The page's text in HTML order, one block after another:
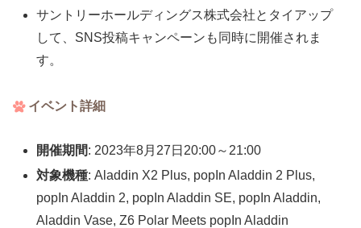
サントリーホールディングス株式会社とタイアップ
して、SNS投稿キャンペーンも同時に開催されま
す。
イベント詳細
開催期間: 2023年8月27日20:00～21:00
対象機種: Aladdin X2 Plus, popIn Aladdin 2 Plus,
popIn Aladdin 2, popIn Aladdin SE, popIn Aladdin,
Aladdin Vase, Z6 Polar Meets popIn Aladdin